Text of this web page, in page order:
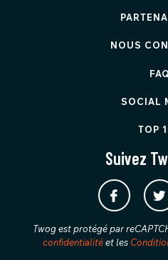
NOUS
FAQ
SOCIAL
TOP
Suivez
Twog est protégé par
confidentialitéet les